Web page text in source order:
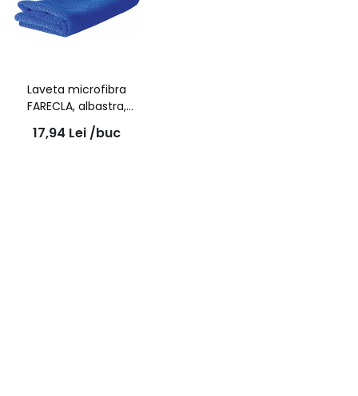
Laveta microfibra
FARECLA, albastra,
fara margini cusute,
40*40cm
17,94 Lei /buc